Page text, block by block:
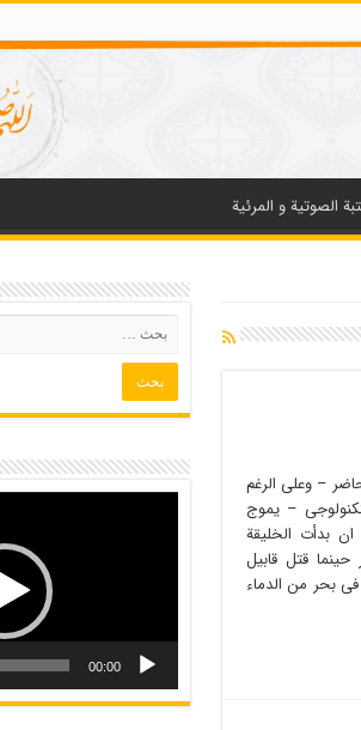
الصوتية و المرئية
– وعلى الرغم
– یموج
بدأت الخلیقة
قتل قابیل
بحر من الدماء
00:00